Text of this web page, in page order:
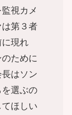
視カメ
第３者
現れ
ために
はソン
選ぶの
ほしい